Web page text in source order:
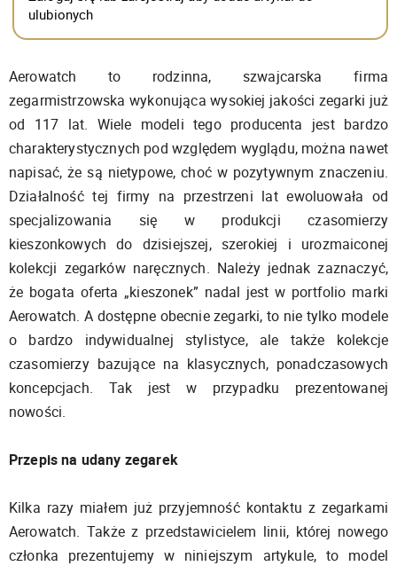
ulubionych
Aerowatch to rodzinna, szwajcarska firma
zegarmistrzowska wykonująca wysokiej jakości zegarki już
od 117 lat. Wiele modeli tego producenta jest bardzo
charakterystycznych pod względem wyglądu, można nawet
napisać, że są nietypowe, choć w pozytywnym znaczeniu.
Działalność tej firmy na przestrzeni lat ewoluowała od
specjalizowania się w produkcji czasomierzy
kieszonkowych do dzisiejszej, szerokiej i urozmaiconej
kolekcji zegarków naręcznych. Należy jednak zaznaczyć,
że bogata oferta „kieszonek” nadal jest w portfolio marki
Aerowatch. A dostępne obecnie zegarki, to nie tylko modele
o bardzo indywidualnej stylistyce, ale także kolekcje
czasomierzy bazujące na klasycznych, ponadczasowych
koncepcjach. Tak jest w przypadku prezentowanej
nowości.
Przepis na udany zegarek
Kilka razy miałem już przyjemność kontaktu z zegarkami
Aerowatch. Także z przedstawicielem linii, której nowego
członka prezentujemy w niniejszym artykule, to model